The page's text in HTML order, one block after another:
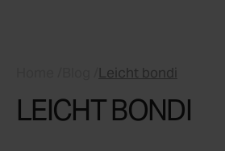
Leicht bondi
LEICHT BONDI